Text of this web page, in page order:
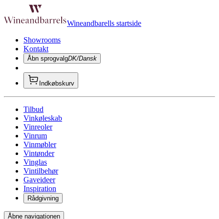
Wineandbarells startside
Showrooms
Kontakt
Åbn sprogvalgDK/Dansk
Indkøbskurv
Tilbud
Vinkøleskab
Vinreoler
Vinrum
Vinmøbler
Vintønder
Vinglas
Vintilbehør
Gaveideer
Inspiration
Rådgivning
Åbne navigationen